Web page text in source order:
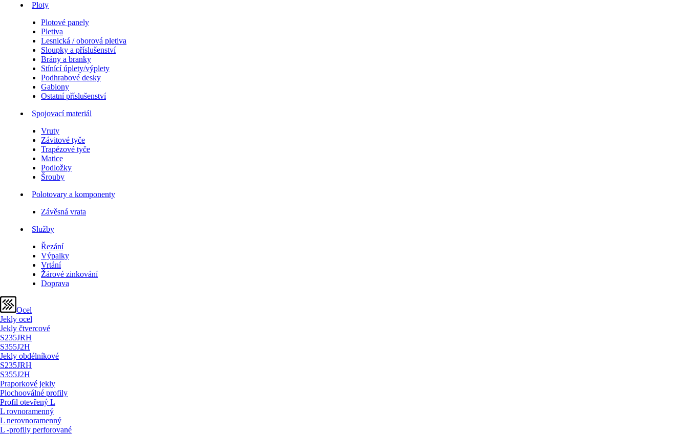
Ploty
Plotové panely
Pletiva
Lesnická / oborová pletiva
Sloupky a příslušenství
Brány a branky
Stínící úplety/výplety
Podhrabové desky
Gabiony
Ostatní příslušenství
Spojovací materiál
Vruty
Závitové tyče
Trapézové tyče
Matice
Podložky
Šrouby
Polotovary a komponenty
Závěsná vrata
Služby
Řezání
Výpalky
Vrtání
Žárové zinkování
Doprava
Ocel
Jekly ocel
Jekly čtvercové
S235JRH
S355J2H
Jekly obdélníkové
S235JRH
S355J2H
Praporkové jekly
Plochooválné profily
Profil otevřený L
L rovnoramenný
L nerovnoramenný
L -profily perforované